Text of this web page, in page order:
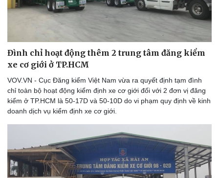
Đình chỉ hoạt động thêm 2 trung tâm đăng kiểm
xe cơ giới ở TP.HCM
VOV.VN - Cục Đăng kiểm Việt Nam vừa ra quyết định tạm đình
chỉ toàn bộ hoạt động kiểm định xe cơ giới đối với 2 đơn vị đăng
kiểm ở TP.HCM là 50-17D và 50-10D do vi phạm quy định về kinh
doanh dịch vụ kiểm định xe cơ giới.